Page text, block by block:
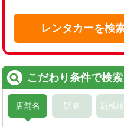
レンタカーを検
こだわり条件で検索
店舗名 駅名 新幹